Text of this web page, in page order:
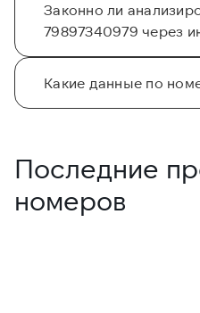
Законно ли
79897340979 через
Какие данные по
Последние
номеров